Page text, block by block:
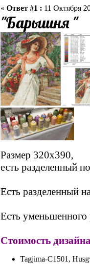
« Ответ #1 : 11 Октября
"Барышня "
Размер 320х390,
есть разделенный
Есть разделенный
Есть
Стоимость
Tagjima-C1501,